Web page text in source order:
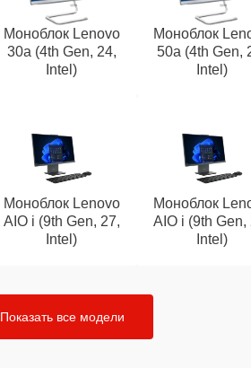
Моноблок Lenovo
30a (4th Gen, 24,
Intel)
Моноблок
50a (4th Gen,
Intel)
Моноблок Lenovo
AIO i (9th Gen, 27,
Intel)
Моноблок
AIO i (9th Gen,
Intel)
Показать все модели